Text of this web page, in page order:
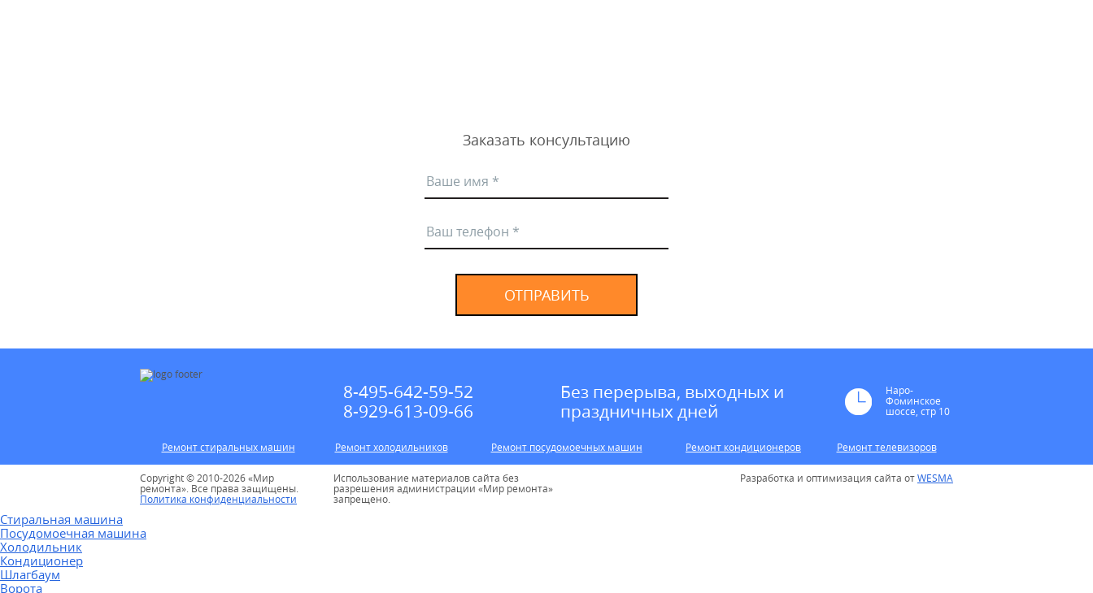
Заказать консультацию
ОТПРАВИТЬ
8-495-642-59-52
8-929-613-09-66
Без перерыва, выходных и
праздничных дней
Наро-
Фоминское
шоссе, стр 10
Ремонт стиральных машин Ремонт холодильников Ремонт посудомоечных машин Ремонт кондиционеров Ремонт телевизоров
Copyright © 2010-2026 «Мир
ремонта». Все права защищены.
Политика конфиденциальности
Использование материалов сайта без
разрешения администрации «Мир ремонта»
запрещено.
Разработка и оптимизация сайта отWESMA
Стиральная машина
Посудомоечная машина
Холодильник
Кондиционер
Шлагбаум
Ворота